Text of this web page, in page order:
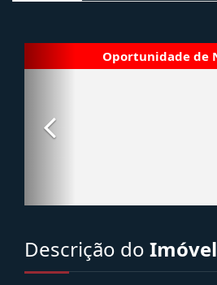
Descrição do Imóvel